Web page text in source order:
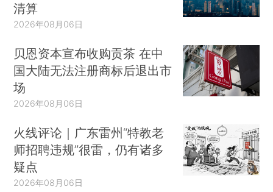
清算
2026年08月06日
贝恩资本宣布收购贡茶 在中
国大陆无法注册商标后退出市
场
2026年08月06日
火线评论｜广东雷州“特教老
师招聘违规”很雷，仍有诸多
疑点
2026年08月06日